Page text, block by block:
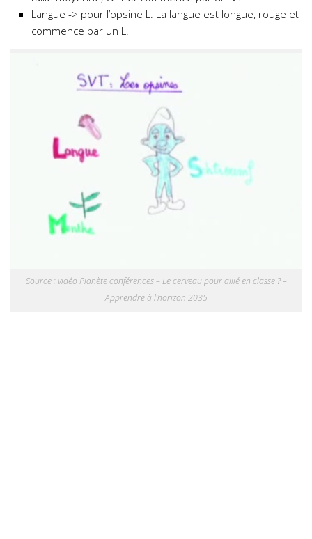
Langue -> pour l’opsine L. La langue est longue, rouge et
commence par un L.
Source : vidéo Planète conférences – Le cerveau pour allié en classe ? –
Apprendre à l’horizon 2035